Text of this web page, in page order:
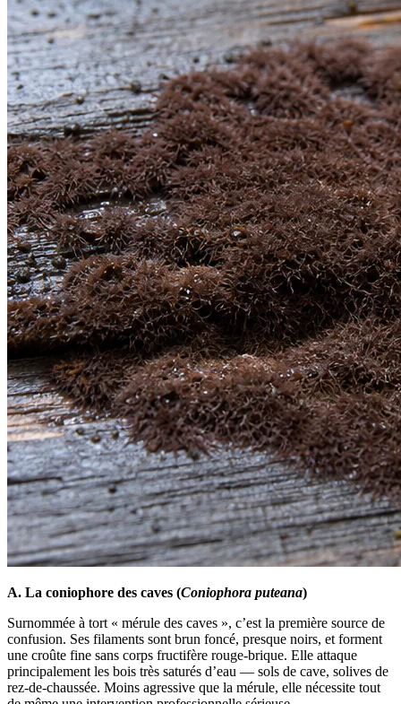
A. La coniophore des caves (Coniophora puteana)
Surnommée à tort « mérule des caves », c’est la première source de
confusion. Ses filaments sont brun foncé, presque noirs, et forment
une croûte fine sans corps fructifère rouge-brique. Elle attaque
principalement les bois très saturés d’eau — sols de cave, solives de
rez-de-chaussée. Moins agressive que la mérule, elle nécessite tout